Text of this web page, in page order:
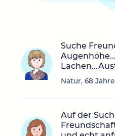
Suche
Natur, 68
Auf der